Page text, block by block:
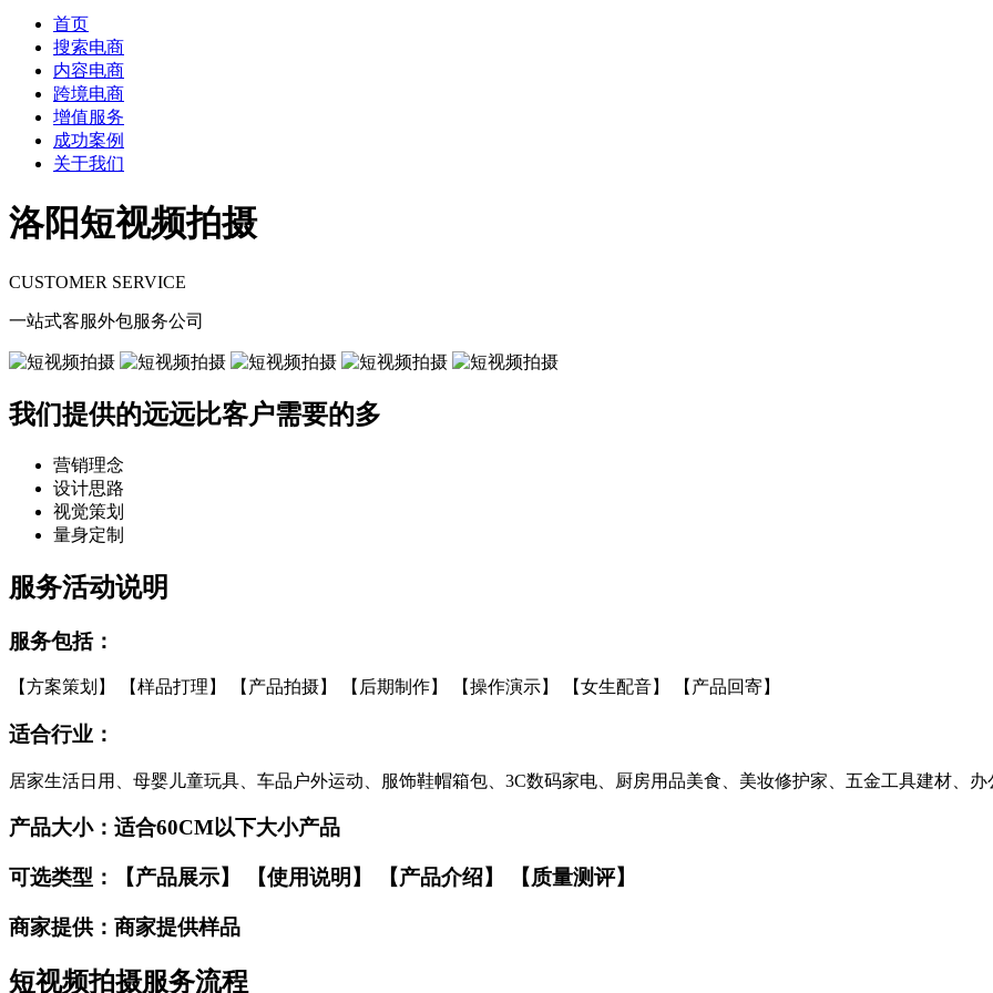
首页
搜索电商
内容电商
跨境电商
增值服务
成功案例
关于我们
洛阳短视频拍摄
CUSTOMER SERVICE
一站式客服外包服务公司
我们提供的远远比客户需要的多
营销理念
设计思路
视觉策划
量身定制
服务活动说明
服务包括：
【方案策划】 【样品打理】 【产品拍摄】 【后期制作】 【操作演示】 【女生配音】 【产品回寄】
适合行业：
居家生活日用、母婴儿童玩具、车品户外运动、服饰鞋帽箱包、3C数码家电、厨房用品美食、美妆修护家、五金工具建材、办
产品大小： 适合60CM以下大小产品
可选类型： 【产品展示】 【使用说明】 【产品介绍】 【质量测评】
商家提供： 商家提供样品
短视频拍摄服务流程